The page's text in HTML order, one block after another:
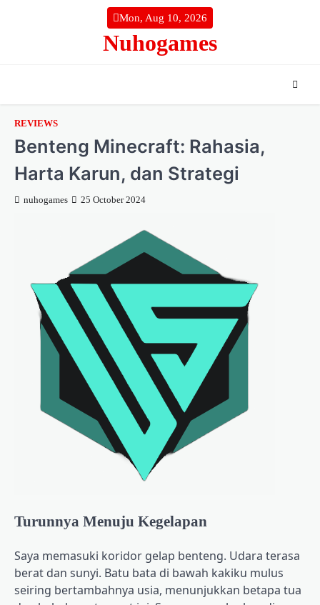
Mon, Aug 10, 2026
Nuhogames
REVIEWS
Benteng Minecraft: Rahasia,
Harta Karun, dan Strategi
nuhogames 25 October 2024
Turunnya Menuju Kegelapan
Saya memasuki koridor gelap benteng. Udara terasa
berat dan sunyi. Batu bata di bawah kakiku mulus
seiring bertambahnya usia, menunjukkan betapa tua